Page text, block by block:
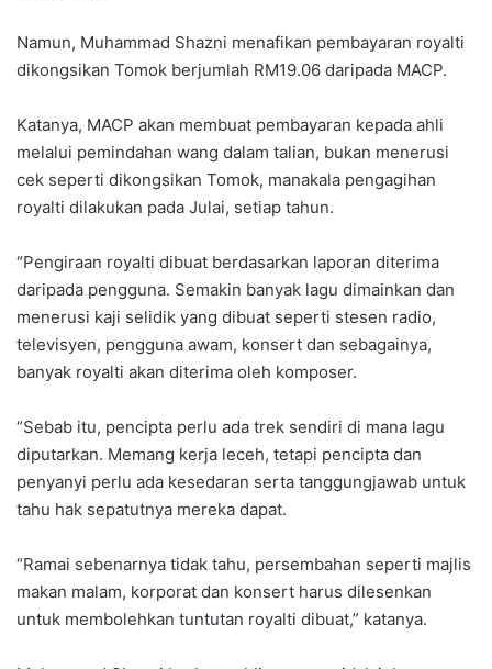
Namun, Muhammad Shazni menafikan pembayaran royalti
dikongsikan Tomok berjumlah RM19.06 daripada MACP.
Katanya, MACP akan membuat pembayaran kepada ahli
melalui pemindahan wang dalam talian, bukan menerusi
cek seperti dikongsikan Tomok, manakala pengagihan
royalti dilakukan pada Julai, setiap tahun.
“Pengiraan royalti dibuat berdasarkan laporan diterima
daripada pengguna. Semakin banyak lagu dimainkan dan
menerusi kaji selidik yang dibuat seperti stesen radio,
televisyen, pengguna awam, konsert dan sebagainya,
banyak royalti akan diterima oleh komposer.
“Sebab itu, pencipta perlu ada trek sendiri di mana lagu
diputarkan. Memang kerja leceh, tetapi pencipta dan
penyanyi perlu ada kesedaran serta tanggungjawab untuk
tahu hak sepatutnya mereka dapat.
“Ramai sebenarnya tidak tahu, persembahan seperti majlis
makan malam, korporat dan konsert harus dilesenkan
untuk membolehkan tuntutan royalti dibuat,” katanya.